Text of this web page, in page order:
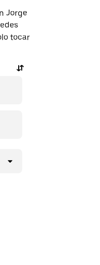
Jorge
tocar